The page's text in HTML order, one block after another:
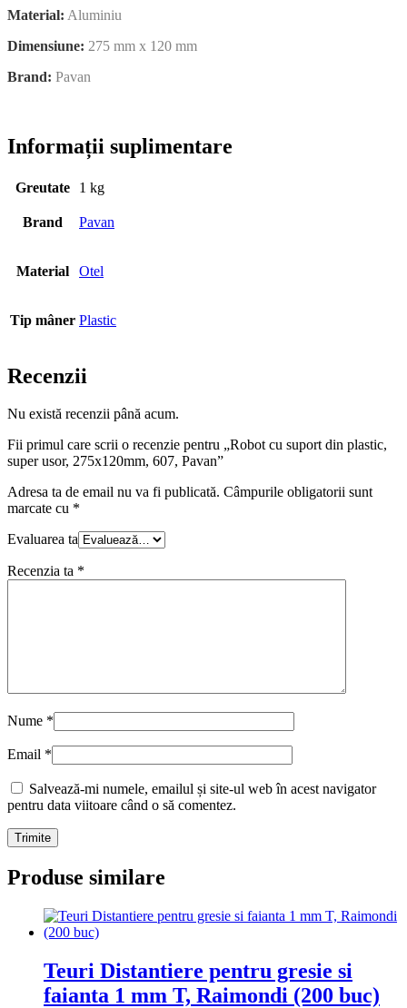
Material: Aluminiu
Dimensiune: 275 mm x 120 mm
Brand: Pavan
Informații suplimentare
Greutate 1 kg
Brand Pavan
Material Otel
Tip mâner Plastic
Recenzii
Nu există recenzii până acum.
Fii primul care scrii o recenzie pentru „Robot cu suport din plastic,
super usor, 275x120mm, 607, Pavan”
Adresa ta de email nu va fi publicată. Câmpurile obligatorii sunt
marcate cu *
Evaluarea ta
Recenzia ta *
Nume *
Email *
Salvează-mi numele, emailul și site-ul web în acest navigator
pentru data viitoare când o să comentez.
Produse similare
Teuri Distantiere pentru gresie si
faianta 1 mm T, Raimondi (200 buc)